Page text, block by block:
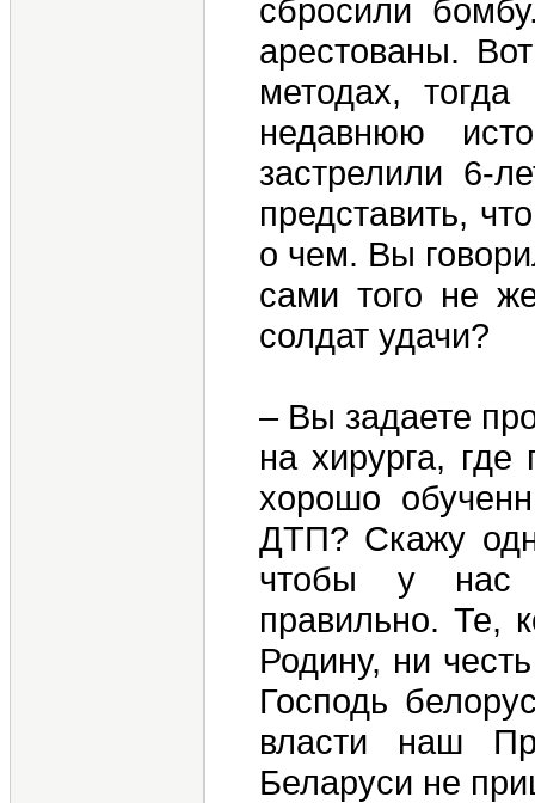
сбросили
арестованы.
методах,
недавнюю
застрелили 6-
представить,
о чем. Вы
сами того не
солдат удачи?
– Вы задаете
на хирурга,
хорошо
ДТП? Скажу
чтобы у нас
правильно. Те,
Родину, ни
Господь
власти наш
Беларуси не